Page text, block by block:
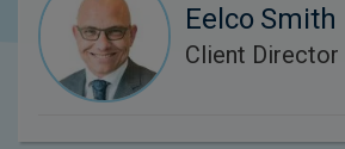
Eelco Smith
Client Director